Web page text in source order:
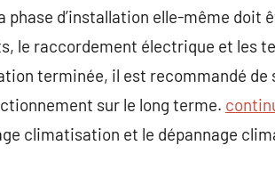
phase d’installation elle-même doit
le raccordement électrique et les
terminée, il est recommandé
sur le long terme.
climatisation et le dépannage